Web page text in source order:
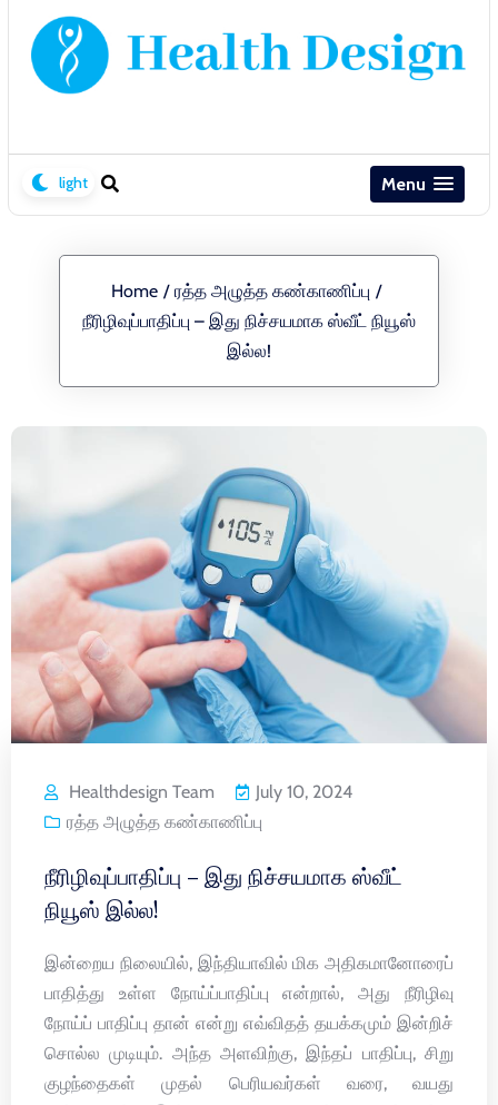
Menu
Home / ரத்த அழுத்த கண்காணிப்பு /
நீரிழிவுப்பாதிப்பு – இது நிச்சயமாக ஸ்வீட் நியூஸ்
இல்ல!
Healthdesign Team
July 10, 2024
ரத்த அழுத்த கண்காணிப்பு
நீரிழிவுப்பாதிப்பு – இது நிச்சயமாக ஸ்வீட்
நியூஸ் இல்ல!
இன்றைய நிலையில், இந்தியாவில் மிக அதிகமானோரைப்
பாதித்து உள்ள நோய்ப்பாதிப்பு என்றால், அது நீரிழிவு
நோய்ப் பாதிப்பு தான் என்று எவ்விதத் தயக்கமும் இன்றிச்
சொல்ல முடியும். அந்த அளவிற்கு, இந்தப் பாதிப்பு, சிறு
குழந்தைகள் முதல் பெரியவர்கள் வரை, வயது